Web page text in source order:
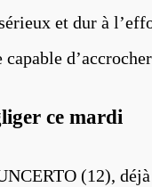
et dur à
ce mardi
(12),